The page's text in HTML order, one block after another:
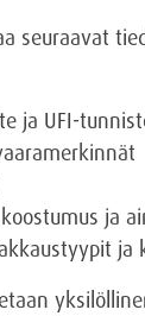
seuraavat
ja UFI-
ja
ja